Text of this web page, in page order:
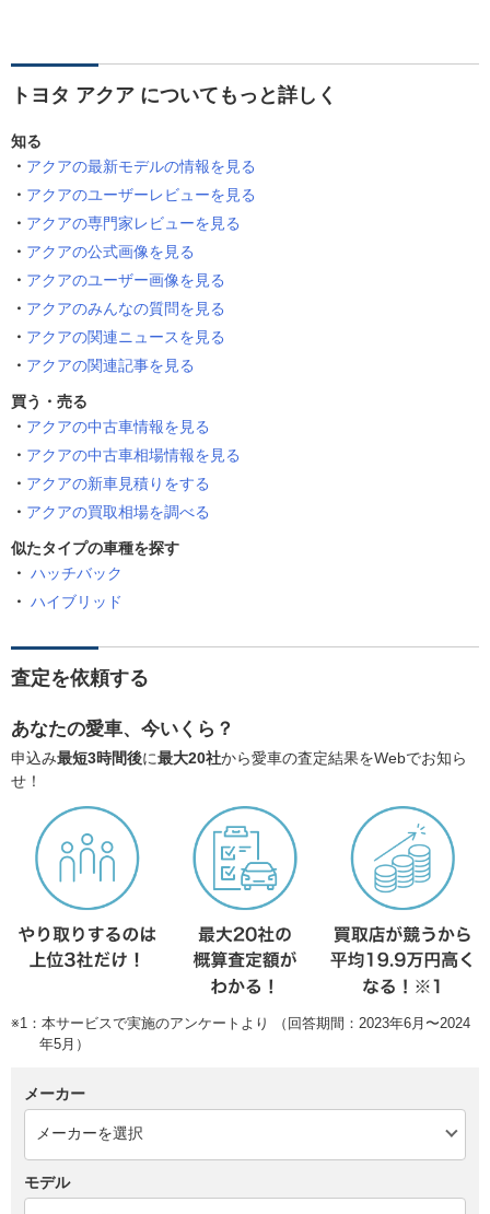
トヨタ アクア についてもっと詳しく
知る
アクアの最新モデルの情報を見る
アクアのユーザーレビューを見る
アクアの専門家レビューを見る
アクアの公式画像を見る
アクアのユーザー画像を見る
アクアのみんなの質問を見る
アクアの関連ニュースを見る
アクアの関連記事を見る
買う・売る
アクアの中古車情報を見る
アクアの中古車相場情報を見る
アクアの新車見積りをする
アクアの買取相場を調べる
似たタイプの車種を探す
ハッチバック
ハイブリッド
査定を依頼する
あなたの愛車、今いくら？
申込み最短3時間後に最大20社から愛車の査定結果をWebでお知ら
せ！
※1：本サービスで実施のアンケートより （回答期間：2023年6月〜2024
年5月）
メーカー
モデル